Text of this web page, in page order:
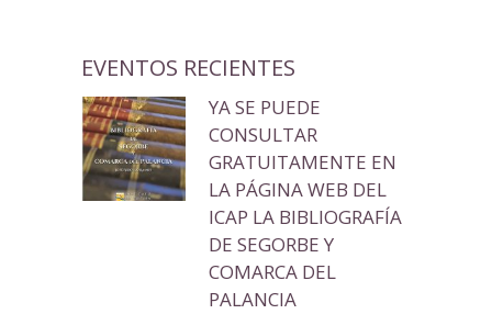
EVENTOS RECIENTES
YA SE PUEDE
CONSULTAR
GRATUITAMENTE EN
LA PÁGINA WEB DEL
ICAP LA BIBLIOGRAFÍA
DE SEGORBE Y
COMARCA DEL
PALANCIA